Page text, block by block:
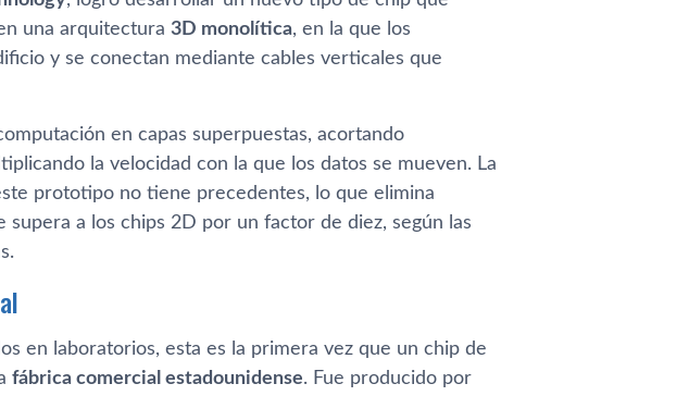
una arquitectura 3D monolítica, en la que los
y se conectan mediante cables verticales que
en capas superpuestas, acortando
la velocidad con la que los datos se mueven. La
prototipo no tiene precedentes, lo que elimina
a los chips 2D por un factor de diez, según las
en laboratorios, esta es la primera vez que un chip de
fábrica comercial estadounidense. Fue producido por